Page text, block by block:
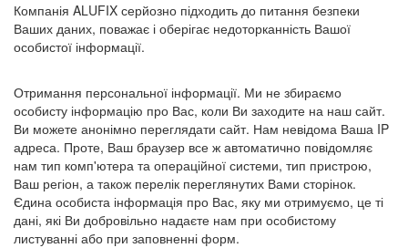
Компанія ALUFIX серйозно підходить до питання безпеки
Ваших даних, поважає і оберігає недоторканність Вашої
особистої інформації.
Отримання персональної інформації. Ми не збираємо
особисту інформацію про Вас, коли Ви заходите на наш сайт.
Ви можете анонімно переглядати сайт. Нам невідома Ваша IP
адреса. Проте, Ваш браузер все ж автоматично повідомляє
нам тип комп'ютера та операційної системи, тип пристрою,
Ваш регіон, а також перелік переглянутих Вами сторінок.
Єдина особиста інформація про Вас, яку ми отримуємо, це ті
дані, які Ви добровільно надаєте нам при особистому
листуванні або при заповненні форм.